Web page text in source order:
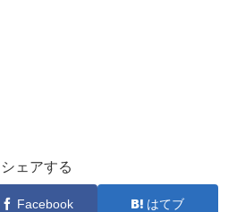
シェアする
Facebook はてブ